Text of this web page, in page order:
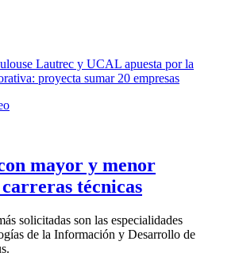
mayor y menor
técnicas
solicitadas son las especialidades
de la Información y Desarrollo de